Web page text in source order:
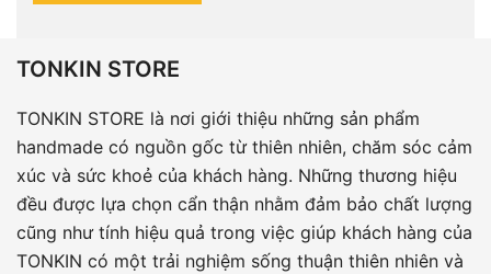
TONKIN STORE
TONKIN STORE là nơi giới thiệu những sản phẩm
handmade có nguồn gốc từ thiên nhiên, chăm sóc cảm
xúc và sức khoẻ của khách hàng. Những thương hiệu
đều được lựa chọn cẩn thận nhằm đảm bảo chất lượng
cũng như tính hiệu quả trong việc giúp khách hàng của
TONKIN có một trải nghiệm sống thuận thiên nhiên và